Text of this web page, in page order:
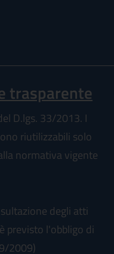
trasparente
D.lgs. 33/2013. I
riutilizzabili solo
normativa vigente
degli atti
previsto l'obbligo di
2009)